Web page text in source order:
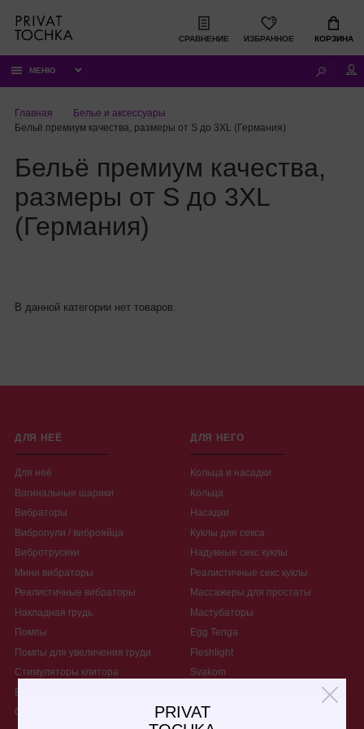
PRIVAT
СРАВНЕНИЕ ИЗБРАННОЕ КОРЗИНА
МЕНЮ
Главная
Белье и аксессуары
Бельё премиум качества, размеры от S до 3XL (Германия)
Бельё премиум качества,
размеры от S до 3XL
(Германия)
В данной категории нет товаров.
ДЛЯ НЕЁ
Для неё
Вагинальные шарики
Вибраторы
Вибропули / виброяйца
Вибротрусики
Мини вибраторы
Реалистичные вибраторы
Накладная грудь
Помпы
Помпы для увеличения груди
Стимуляторы клитора
Вибромассажер
Страпоны
ДЛЯ НЕГО
Кольца и насадки
Кольца
Насадки
Куклы для секса
Надувные секс куклы
Реалистичные секс куклы
Массажеры для простаты
Мастубаторы
Egg Tenga
Fleshlight
Svakom
Помпы для увеличения члена
Вакуумные помпы